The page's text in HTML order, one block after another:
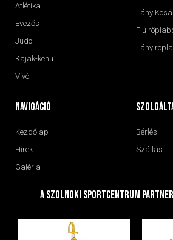
Atlétika
Evezős
Judo
Kajak-kenu
Vívó
Lány
Fiú
Lány
navigáció
Kezdőlap
Hírek
Galéria
Bérlés
Szállás
A Szolnoki Sportcentrum